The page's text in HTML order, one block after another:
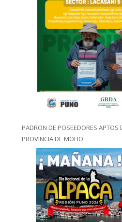
PADRON DE POSEEDORES APTOS
PROVINCIA DE MOHO